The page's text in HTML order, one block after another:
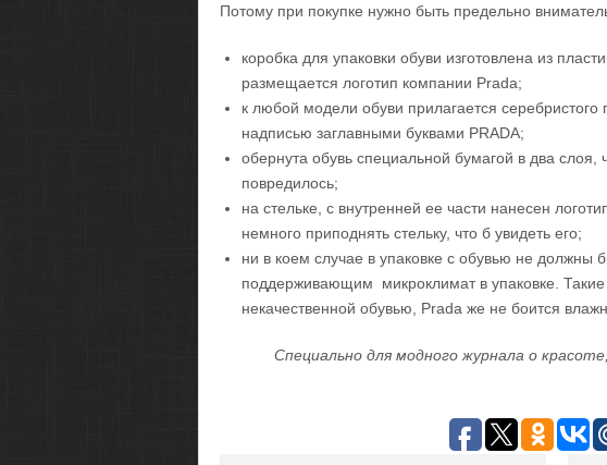
Потому при покупке нужно быть предельно
коробка для упаковки обуви изготовлена из
размещается логотип компании Prada;
к любой модели обуви прилагается
надписью заглавными буквами PRADA;
обернута обувь специальной бумагой в два слоя,
повредилось;
на стельке, с внутренней ее части нанесен
немного приподнять стельку, что б увидеть его;
ни в коем случае в упаковке с обувью не должны
поддерживающим микроклимат в упаковке. Такие
некачественной обувью, Prada же не боится
Специально для модного журнала о